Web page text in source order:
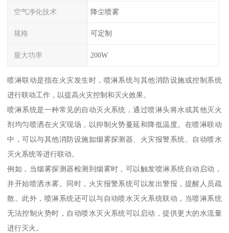
空气净化技术 降尘喷雾
规格 可定制
最大功率 200W
喷淋联动是指在火灾发生时，喷淋系统与其他消防设施或控制系统
进行联动工作，以提高火灾控制和灭火效果。
喷淋系统是一种常见的自动灭火系统，通过喷淋头将水或其他灭火
剂均匀喷洒在火灾现场，以抑制火势蔓延和降低温度。在喷淋联动
中，可以与其他消防设施如烟雾探测器、火灾报警系统、自动喷水
灭火系统等进行联动。
例如，当烟雾探测器检测到烟雾时，可以触发喷淋系统自动启动，
并开始喷洒水雾。同时，火灾报警系统可以发出警报，提醒人员疏
散。此外，喷淋系统还可以与自动喷水灭火系统联动，当喷淋系统
无法控制火势时，自动喷水灭火系统可以启动，提供更大的水流量
进行灭火。